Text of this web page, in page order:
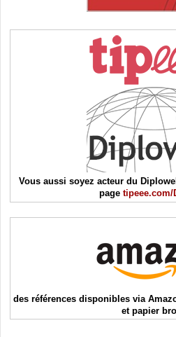
Vous aussi soyez acteur du
page tipeee.com/
des références disponibles via
et papier